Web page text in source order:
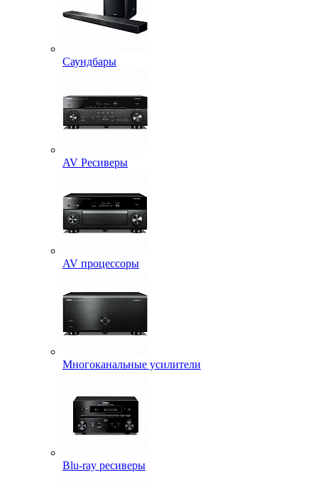
Саундбары
AV Ресиверы
AV процессоры
Многоканальные усилители
Blu-ray ресиверы